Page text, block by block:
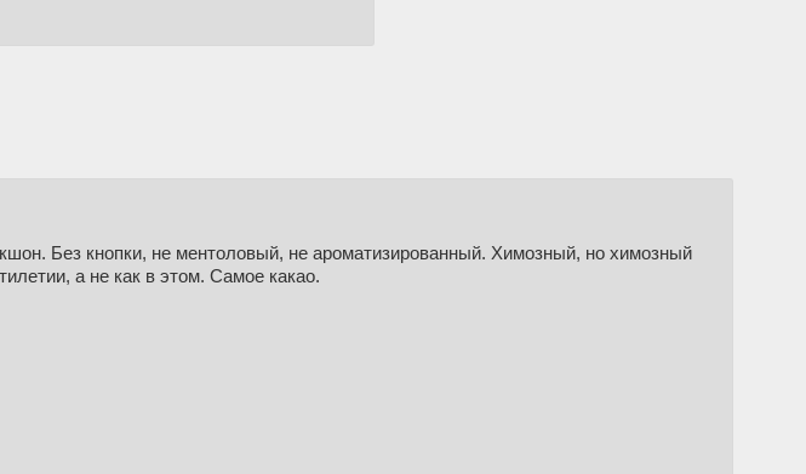
Без кнопки, не ментоловый, не ароматизированный. Химозный, но химозный
а не как в этом. Самое какао.